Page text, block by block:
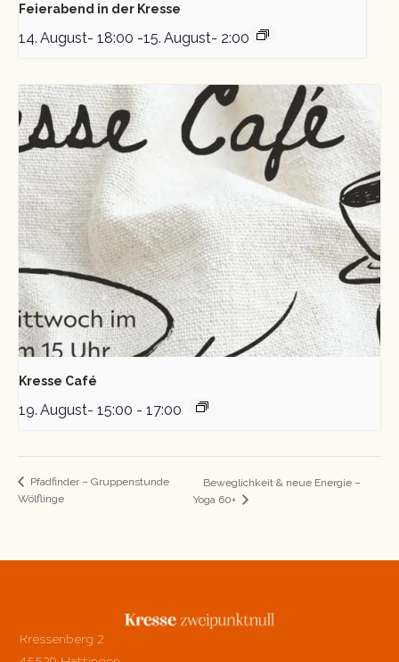
Feierabend in der Kresse
14. August- 18:00 -15. August- 2:00
Kresse Café
19. August- 15:00 - 17:00
Pfadfinder – Gruppenstunde
Wölflinge
Beweglichkeit & neue Energie –
Yoga 60+
Kressenberg 2